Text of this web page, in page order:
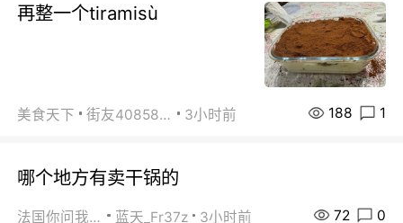
再整一个tiramisù
美食天下 街友40858442 3小时前 188 1
哪个地方有卖干锅的
法国你问我答 蓝天_Fr37z 3小时前 72 0